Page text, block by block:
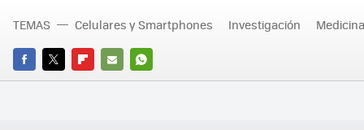
FACEBOOK
TWITTERFLIPBOARD
E-
WHATSAPP
TEMAS Celulares y Smartphones Investigación